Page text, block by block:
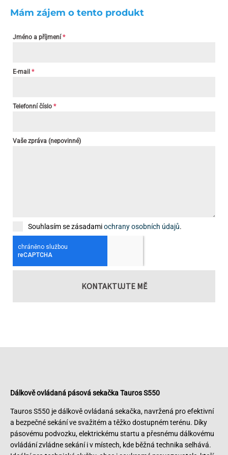
Mám zájem o tento produkt
Jméno a příjmení *
E-mail *
Telefonní číslo *
Vaše zpráva (nepovinné)
Souhlasím se zásadamiochrany osobních údajů.
KONTAKTUJTE MĚ
Dálkově ovládaná pásová sekačka Tauros S550
Tauros S550 je dálkově ovládaná sekačka, navržená pro efektivní
a bezpečné sekání ve svažitém a těžko dostupném terénu. Díky
pásovému podvozku, elektrickému startu a přesnému dálkovému
ovládání zvládne sekání i v místech, kde běžná technika selhává.